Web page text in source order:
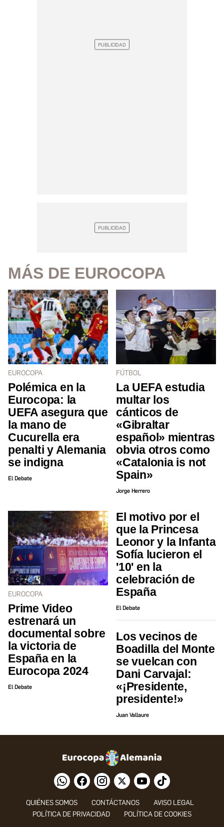
MÁS DE EUROCOPA
EUROCOPA
Polémica en la
Eurocopa: la
UEFA asegura que
la mano de
Cucurella era
penalti y Alemania
se indigna
El Debate
FÚTBOL
La UEFA estudia
multar los
cánticos de
«Gibraltar
español» mientras
obvia otros como
«Catalonia is not
Spain»
Jorge Herrero
EUROCOPA
Prime Video
estrenará un
documental sobre
la victoria de
España en la
Eurocopa 2024
El Debate
El motivo por el
que la Princesa
Leonor y la Infanta
Sofía lucieron el
'10' en la
celebración de
España
El Debate
Los vecinos de
Boadilla del Monte
se vuelcan con
Dani Carvajal:
«¡Presidente,
presidente!»
Juan Vallaure
QUIÉNES SOMOS CONTÁCTANOS
AVISO LEGAL
POLÍTICA DE PRIVACIDAD
POLÍTICA DE COOKIES